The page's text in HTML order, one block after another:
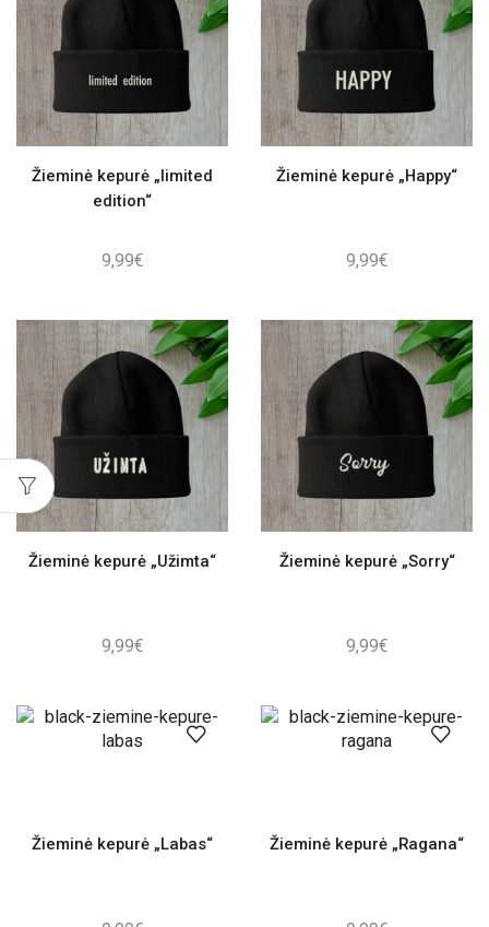
Žieminė kepurė „limited
edition“
9,99€
Žieminė kepurė „Happy“
9,99€
Žieminė kepurė „Užimta“
9,99€
Žieminė kepurė „Sorry“
9,99€
Žieminė kepurė „Labas“ Žieminė kepurė „Ragana“